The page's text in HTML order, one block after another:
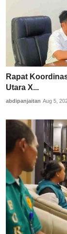
Rapat
Utara X...
abdipanjaitan Aug 5,